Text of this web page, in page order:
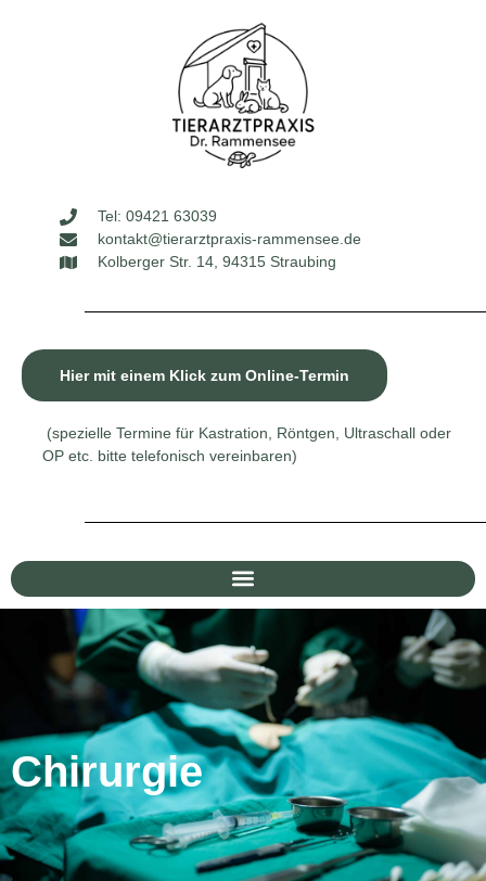
Tel: 09421 63039
kontakt@tierarztpraxis-rammensee.de
Kolberger Str. 14, 94315 Straubing
Hier mit einem Klick zum Online-Termin
(spezielle Termine für Kastration, Röntgen, Ultraschall oder
OP etc. bitte telefonisch vereinbaren)
Chirurgie